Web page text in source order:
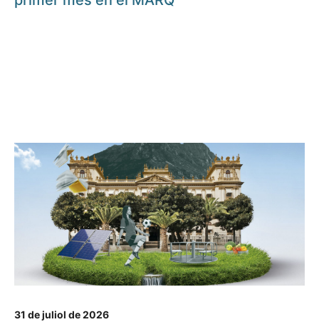
31 de juliol de 2026